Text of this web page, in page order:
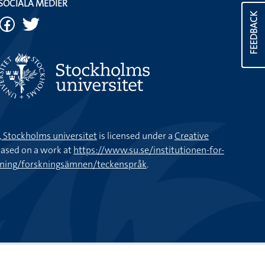
FEEDBACK
MEDIER
universitetis licensed under aCreative
on a work athttps://www.su.se/institutionen-for-